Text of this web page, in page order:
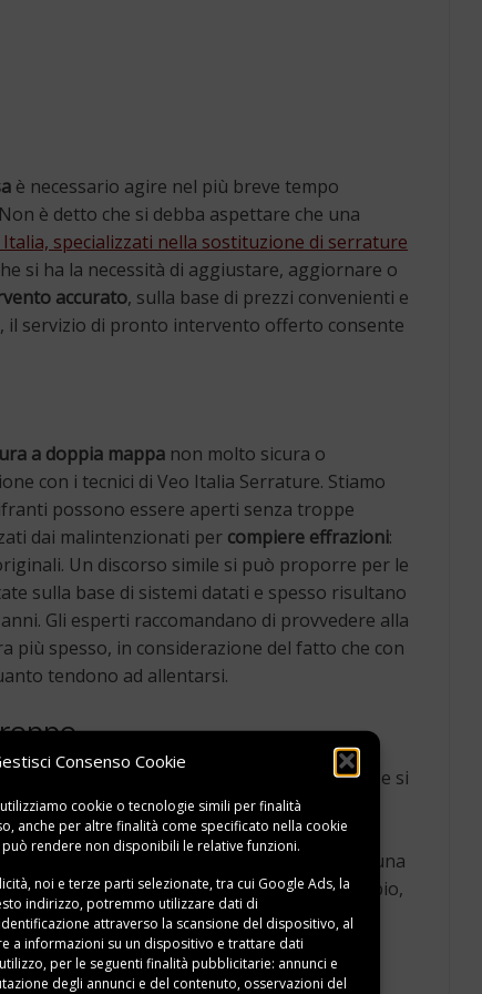
Consenso Cookie
cookie o tecnologie simili per finalità
anche per altre finalità come specificato nella cookie
rendere non disponibili le relative funzioni.
noi e terze parti selezionate, tra cui Google Ads, la
indirizzo, potremmo utilizzare dati di
attraverso la scansione del dispositivo, al
a informazioni su un dispositivo e trattare dati
per le seguenti finalità pubblicitarie: annunci e
degli annunci e del contenuto, osservazioni del
è necessario agire nel più breve tempo
è detto che si debba aspettare che una
Italia, specializzati nella sostituzione di serrature
si ha la necessità di aggiustare, aggiornare o
accurato, sulla base di prezzi convenienti e
il servizio di pronto intervento offerto consente
a doppia mappa non molto sicura o
con i tecnici di Veo Italia Serrature. Stiamo
possono essere aperti senza troppe
dai malintenzionati per compiere effrazioni:
Un discorso simile si può proporre per le
sulla base di sistemi datati e spesso risultano
Gli esperti raccomandano di provvedere alla
più spesso, in considerazione del fatto che con
tendono ad allentarsi.
o blocchi, ma anche – ovviamente – se si
la sostituzione è fortemente
si ha la necessità di aumentare gli
al team di
, che rappresenta una
in base a diversi aspetti (per esempio,
richiedere un preventivo.